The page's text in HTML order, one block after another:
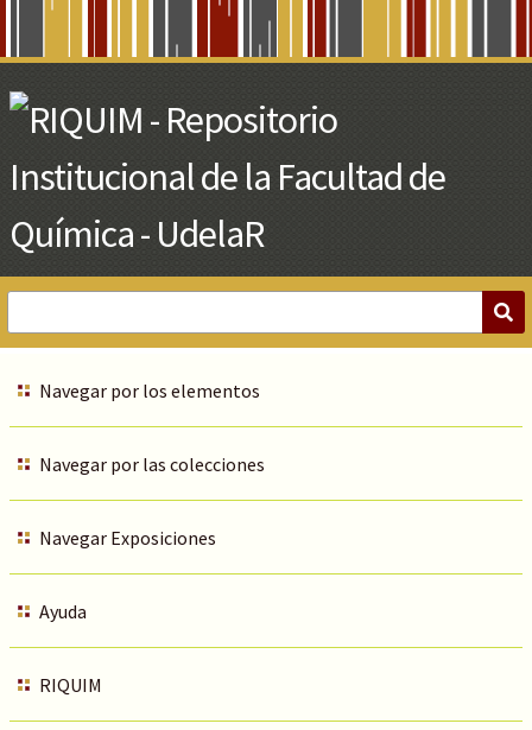
Main
Content
Navegar por los elementos
Navegar por las colecciones
Navegar Exposiciones
Ayuda
RIQUIM